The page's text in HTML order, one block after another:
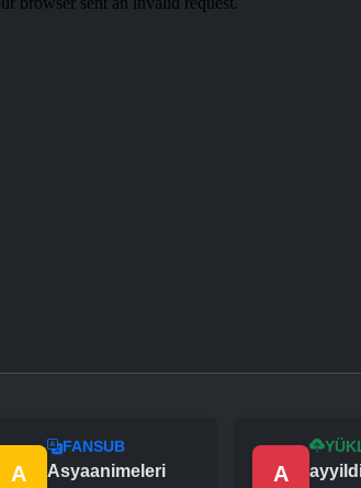
A
FANSUB
Asyaanimeleri A